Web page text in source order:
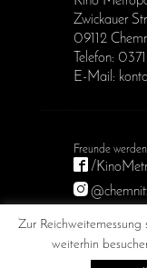
Zwickauer
09112
Telefon:
E-Mail:
/
Zur Reichweitemessung
weiterhin